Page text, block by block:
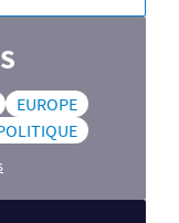
EUROPE